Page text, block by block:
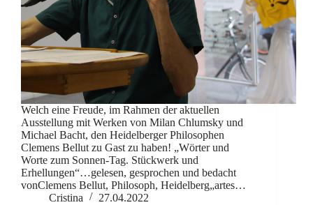
Welch eine Freude, im Rahmen der aktuellen
Ausstellung mit Werken von Milan Chlumsky und
Michael Bacht, den Heidelberger Philosophen
Clemens Bellut zu Gast zu haben! „Wörter und
Worte zum Sonnen-Tag. Stückwerk und
Erhellungen“…gelesen, gesprochen und bedacht
vonClemens Bellut, Philosoph, Heidelberg„artes…
Cristina
27.04.2022